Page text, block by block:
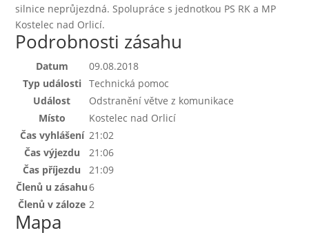
silnice neprůjezdná. Spolupráce s jednotkou PS RK a MP
Kostelec nad Orlicí.
Podrobnosti zásahu
Datum
09.08.2018
Typ události
Technická pomoc
Událost
Odstranění větve z komunikace
Místo
Kostelec nad Orlicí
Čas vyhlášení 21:02
Čas výjezdu
21:06
Čas příjezdu
21:09
Členů u zásahu6
Členů v záloze 2
Mapa